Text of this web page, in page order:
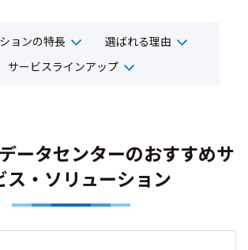
ョンの特長
選ばれる理由
サービスラインアップ
ータセンターのおすすめサ
ス・ソリューション